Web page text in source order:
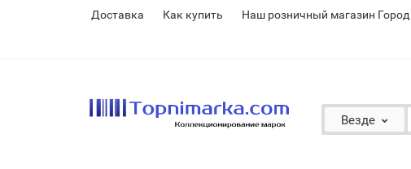
Доставка Как купить Наш розничный магазин
Везде